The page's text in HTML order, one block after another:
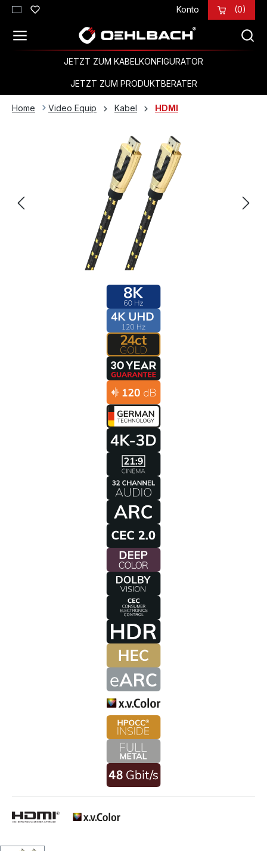
Zum Hauptinhalt springen Konto (0)
JETZT ZUM KABELKONFIGURATOR
JETZT ZUM PRODUKTBERATER
Home Video Equip Kabel HDMI